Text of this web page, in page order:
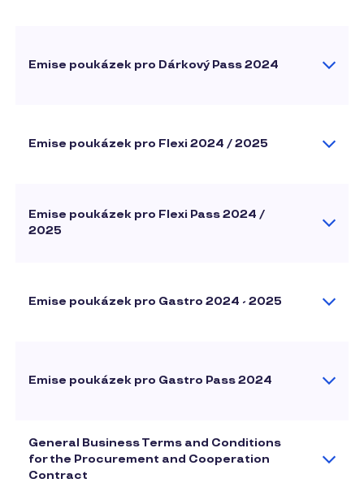
Emise poukázek pro Dárkový Pass 2024
Emise poukázek pro Flexi 2024 / 2025
Emise poukázek pro Flexi Pass 2024 /
2025
Emise poukázek pro Gastro 2024 - 2025
Emise poukázek pro Gastro Pass 2024
General Business Terms and Conditions
for the Procurement and Cooperation
Contract